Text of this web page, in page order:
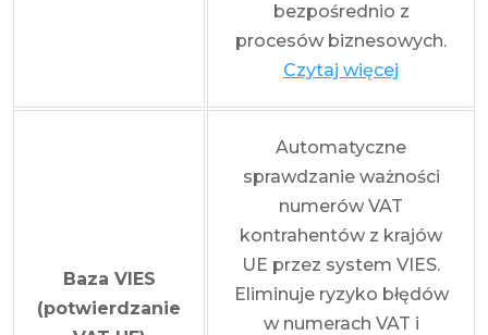
bezpośrednio z
procesów biznesowych.
Czytaj więcej
Baza VIES
(potwierdzanie
Automatyczne
sprawdzanie ważności
numerów VAT
kontrahentów z krajów
UE przez system VIES.
Eliminuje ryzyko błędów
w numerach VAT i